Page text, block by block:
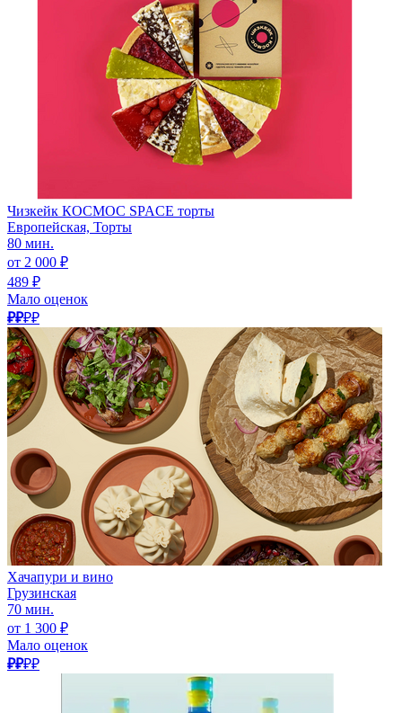
Чизкейк КОСМОС SPACE торты
Европейская, Торты
80 мин.
от 2 000 ₽
489 ₽
Мало оценок
₽₽₽₽
Хачапури и вино
Грузинская
70 мин.
от 1 300 ₽
Мало оценок
₽₽₽₽